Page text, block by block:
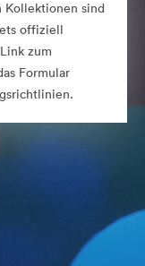
sind
offiziell
zum
Formular